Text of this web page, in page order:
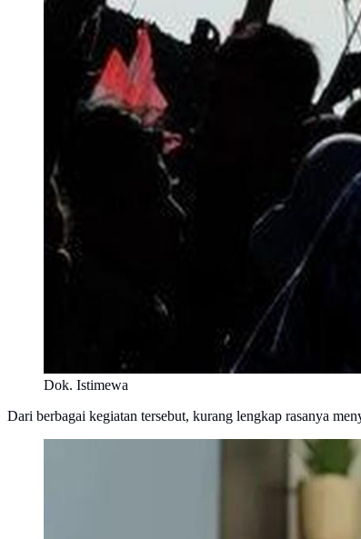
Dok. Istimewa
Dari berbagai kegiatan tersebut, kurang lengkap rasanya